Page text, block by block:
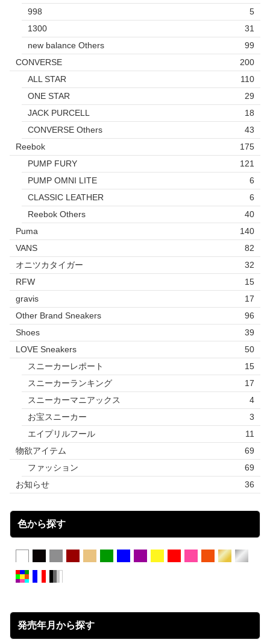
998
5
1300
31
new balance Others
99
CONVERSE
200
ALL STAR
110
ONE STAR
29
JACK PURCELL
18
CONVERSE Others
43
Reebok
175
PUMP FURY
121
PUMP OMNI LITE
6
CLASSIC LEATHER
6
Reebok Others
40
Puma
140
VANS
82
オニツカタイガー
32
RFW
15
gravis
17
Other Brand Sneakers
96
Shoes
39
LOVE Sneakers
50
スニーカーレポート
15
スニーカーランキング
17
スニーカーマニアックス
4
お宝スニーカー
3
エイプリルフール
11
物欲アイテム
69
ファッション
69
お知らせ
36
色から探す
発売年月から探す